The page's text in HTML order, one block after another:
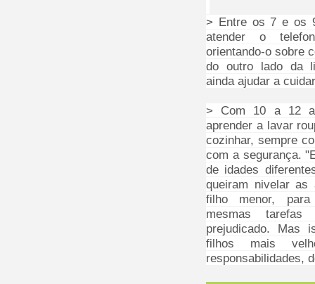
> Entre os 7 e os
atender o
orientando-o sobre
do outro lado da
ainda ajudar a
> Com 10 a 12
aprender a lavar
cozinhar, sempre
com a segurança.
de idades
queiram nivelar as
filho menor,
mesmas
prejudicado. Mas
filhos mais
responsabilidades,